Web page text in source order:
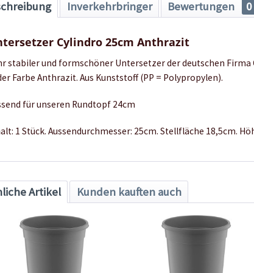
Inverkehrbringer Bewertungen 0
Cylindro 25cm Anthrazit
stabiler und formschöner Untersetzer der deutschen Firma
Farbe Anthrazit. Aus Kunststoff (PP = Polypropylen).
für unseren Rundtopf 24cm
1 Stück. Aussendurchmesser: 25cm. Stellfläche 18,5cm.
Artikel Kunden kauften auch